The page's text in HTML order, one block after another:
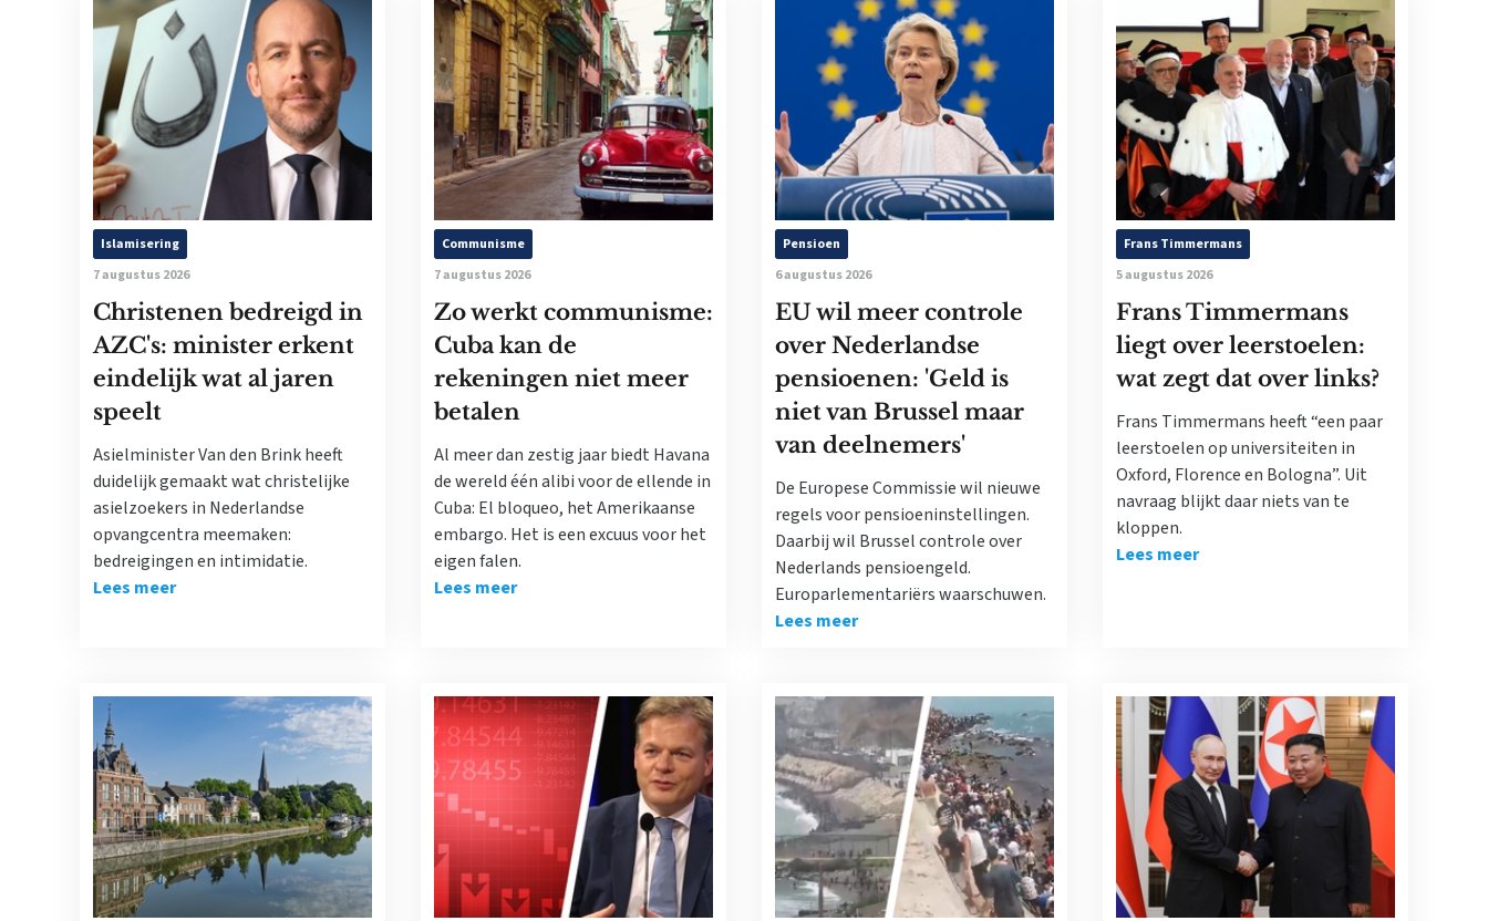
Islamisering
7 augustus 2026
Christenen bedreigd in
AZC's: minister erkent
eindelijk wat al jaren
speelt
Asielminister Van den Brink heeft
duidelijk gemaakt wat christelijke
asielzoekers in Nederlandse
opvangcentra meemaken:
bedreigingen en intimidatie.
Lees meer
Communisme
7 augustus 2026
Zo werkt communisme:
Cuba kan de
rekeningen niet meer
betalen
Al meer dan zestig jaar biedt Havana
de wereld één alibi voor de ellende in
Cuba: El bloqueo, het Amerikaanse
embargo. Het is een excuus voor het
eigen falen.
Lees meer
Pensioen
6 augustus 2026
EU wil meer controle
over Nederlandse
pensioenen: 'Geld is
niet van Brussel maar
van deelnemers'
De Europese Commissie wil nieuwe
regels voor pensioeninstellingen.
Daarbij wil Brussel controle over
Nederlands pensioengeld.
Europarlementariërs waarschuwen.
Lees meer
Frans Timmermans
5 augustus 2026
Frans Timmermans
liegt over leerstoelen:
wat zegt dat over links?
Frans Timmermans heeft “een paar
leerstoelen op universiteiten in
Oxford, Florence en Bologna”. Uit
navraag blijkt daar niets van te
kloppen.
Lees meer